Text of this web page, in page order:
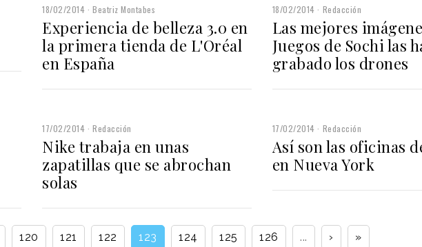
18/02/2014 Beatriz Montabes
Experiencia de belleza 3.0 en
la primera tienda de L'Oréal
en España
18/02/2014 Redacción
Las mejores
Juegos de Sochi las
grabado los drones
17/02/2014 Redacción
Nike trabaja en unas
zapatillas que se abrochan
solas
17/02/2014 Redacción
Así son las oficinas
en Nueva York
120 121 122 123 124 125 126 ... › »